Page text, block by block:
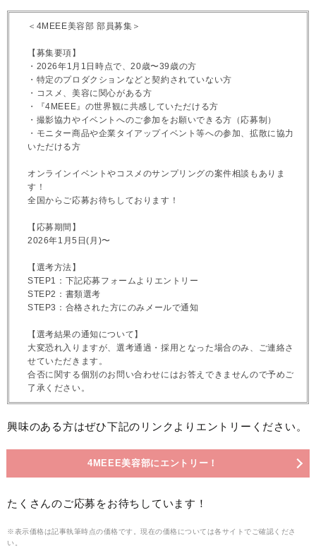
＜4MEEE美容部 部員募集＞
【募集要項】
・2026年1月1日時点で、20歳〜39歳の方
・特定のプロダクションなどと契約されていない方
・コスメ、美容に関心がある方
・『4MEEE』の世界観に共感していただける方
・撮影協力やイベントへのご参加をお願いできる方（応募制）
・モニター商品や企業タイアップイベント等への参加、拡散に協力
いただける方
オンラインイベントやコスメのサンプリングの案件相談もありま
す！
全国からご応募お待ちしております！
【応募期間】
2026年1月5日(月)〜
【選考方法】
STEP1：下記応募フォームよりエントリー
STEP2：書類選考
STEP3：合格された方にのみメールで通知
【選考結果の通知について】
大変恐れ入りますが、選考通過・採用となった場合のみ、ご連絡さ
せていただきます。
合否に関する個別のお問い合わせにはお答えできませんので予めご
了承ください。
興味のある方はぜひ下記のリンクよりエントリーください。
4MEEE美容部にエントリー！
たくさんのご応募をお待ちしています！
※表示価格は記事執筆時点の価格です。現在の価格については各サイトでご確認くださ
い。